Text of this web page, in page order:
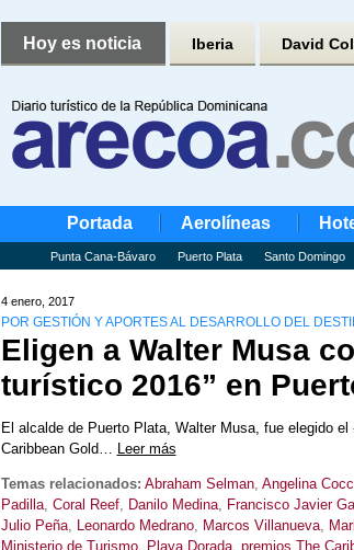
Hoy es noticia Iberia David
Portada Aerolíneas
Punta Cana-Bávaro Puerto Plata Santo Domingo
4 enero, 2017
POR GESTIÓN Y APORTES AL DESARROLLO DEL
Eligen a Walter Musa
turístico 2016” en
El alcalde de Puerto Plata, Walter Musa, fue elegido
Caribbean Gold… Leer más
Temas relacionados: Abraham Selman, Angelina
Padilla, Coral Reef, Danilo Medina, Francisco Javier
Julio Peña, Leonardo Medrano, Marcos Villanueva,
Ministerio de Turismo, Playa Dorada, premios The